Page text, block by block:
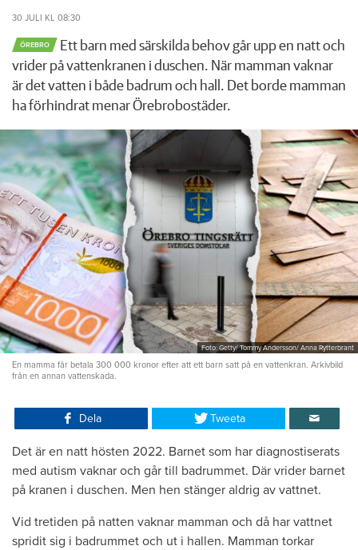
30 JULI KL 08:30
ÖREBRO
Ett barn med särskilda behov går upp en natt och
vrider på vattenkranen i duschen. När mamman vaknar
är det vatten i både badrum och hall. Det borde mamman
ha förhindrat menar Örebrobostäder.
Foto: Getty/ Tommy Andersson/ Anna Rytterbrant
En mamma får betala 300 000 kronor efter att ett barn satt på en vattenkran. Arkivbild
från en annan vattenskada.
Dela Tweeta
Det är en natt hösten 2022. Barnet som har diagnostiserats
med autism vaknar och går till badrummet. Där vrider barnet
på kranen i duschen. Men hen stänger aldrig av vattnet.
Vid tretiden på natten vaknar mamman och då har vattnet
spridit sig i badrummet och ut i hallen. Mamman torkar